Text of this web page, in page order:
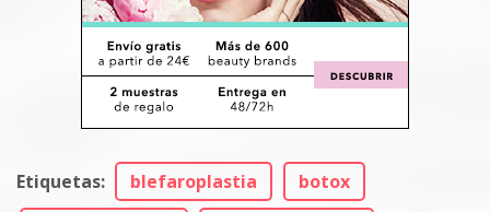
Etiquetas: blefaroplastia
botox